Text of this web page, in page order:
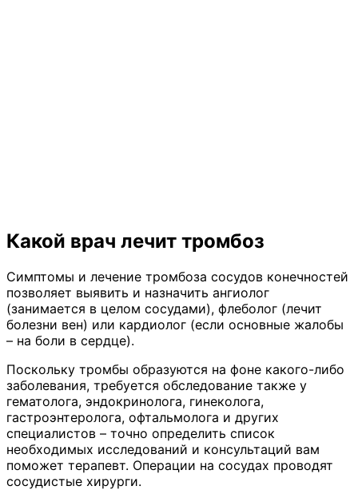
Какой врач лечит тромбоз
Симптомы и лечение тромбоза сосудов конечностей
позволяет выявить и назначить ангиолог
(занимается в целом сосудами), флеболог (лечит
болезни вен) или кардиолог (если основные жалобы
– на боли в сердце).
Поскольку тромбы образуются на фоне какого-либо
заболевания, требуется обследование также у
гематолога, эндокринолога, гинеколога,
гастроэнтеролога, офтальмолога и других
специалистов – точно определить список
необходимых исследований и консультаций вам
поможет терапевт. Операции на сосудах проводят
сосудистые хирурги.